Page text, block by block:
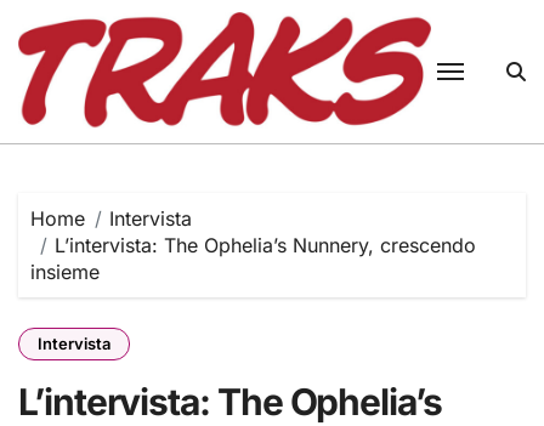
content
Home
Intervista
L’intervista: The Ophelia’s Nunnery, crescendo
insieme
Intervista
L’intervista: The Ophelia’s